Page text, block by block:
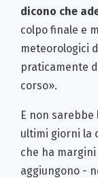
dicono che
colpo finale e
meteorologici
praticamente
corso».
E non
ultimi giorni la
che ha
aggiungono -